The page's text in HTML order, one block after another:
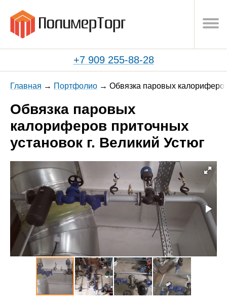
+7 909 255-88-28
Главная Портфолио Обвязка паровых
Обвязка паровых
калориферов приточных
установок г. Великий Устюг